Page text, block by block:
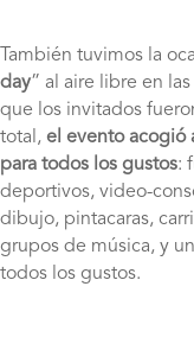
También tuvimos la
day” al aire libre en
que los invitados
total, el evento acogió
para todos los gustos:
deportivos, video-
dibujo, pintacaras,
grupos de música, y
todos los gustos.